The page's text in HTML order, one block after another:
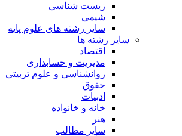
زیست شناسی
شیمی
سایر رشته های علوم پایه
سایر رشته ها
اقتصاد
مدیریت و حسابداری
روانشناسی و علوم تربیتی
حقوق
ادبیات
خانه و خانواده
هنر
سایر مطالب